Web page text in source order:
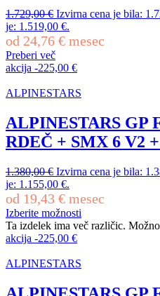
1.729,00€ Izvirna cena je bila:
je: 1.519,00 €.
od 24,76 € mesec
Preberi več
akcija -225,00 €
ALPINESTARS
ALPINESTARS GP
RDEČ + SMX 6 V2
1.380,00€ Izvirna cena je bila:
je: 1.155,00 €.
od 19,43 € mesec
Izberite možnosti
Ta izdelek ima več različic.
akcija -225,00 €
ALPINESTARS